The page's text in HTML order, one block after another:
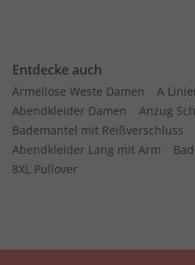
Entdecke auch
Ärmellose Weste Damen
A
Abendkleider Damen
Anzug
Bademantel mit Reißverschluss
Abendkleider Lang mit Arm
8XL Pullover